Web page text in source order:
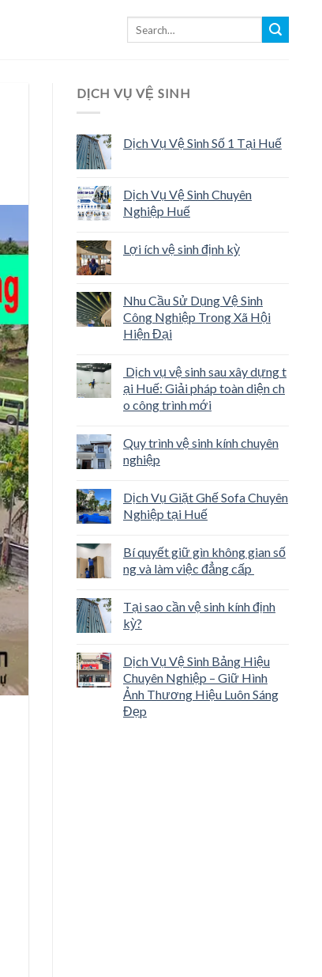
DỊCH VỤ VỆ SINH
Dịch Vụ Vệ Sinh Số 1 Tại Huế
Dịch Vụ Vệ Sinh Chuyên
Nghiệp Huế
Lợi ích vệ sinh định kỳ
Nhu Cầu Sử Dụng Vệ Sinh
Công Nghiệp Trong Xã Hội
Hiện Đại
Dịch vụ vệ sinh sau xây dựng t
ại Huế: Giải pháp toàn diện ch
o công trình mới
Quy trình vệ sinh kính chuyên
nghiệp
Dịch Vụ Giặt Ghế Sofa Chuyên
Nghiệp tại Huế
Bí quyết giữ gìn không gian số
ng và làm việc đẳng cấp
Tại sao cần vệ sinh kính định
kỳ?
Dịch Vụ Vệ Sinh Bảng Hiệu
Chuyên Nghiệp – Giữ Hình
Ảnh Thương Hiệu Luôn Sáng
Đẹp